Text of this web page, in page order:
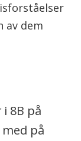
av dem
8B på
på